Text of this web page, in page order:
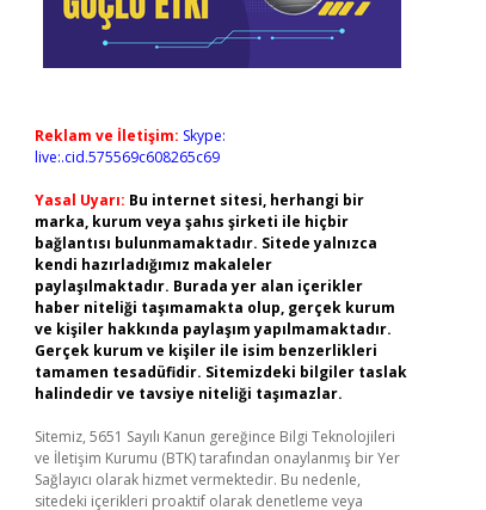
Reklam ve İletişim: Skype:
live:.cid.575569c608265c69
Yasal Uyarı: Bu internet sitesi, herhangi bir
marka, kurum veya şahıs şirketi ile hiçbir
bağlantısı bulunmamaktadır. Sitede yalnızca
kendi hazırladığımız makaleler
paylaşılmaktadır. Burada yer alan içerikler
haber niteliği taşımamakta olup, gerçek kurum
ve kişiler hakkında paylaşım yapılmamaktadır.
Gerçek kurum ve kişiler ile isim benzerlikleri
tamamen tesadüfidir. Sitemizdeki bilgiler taslak
halindedir ve tavsiye niteliği taşımazlar.
Sitemiz, 5651 Sayılı Kanun gereğince Bilgi Teknolojileri
ve İletişim Kurumu (BTK) tarafından onaylanmış bir Yer
Sağlayıcı olarak hizmet vermektedir. Bu nedenle,
sitedeki içerikleri proaktif olarak denetleme veya